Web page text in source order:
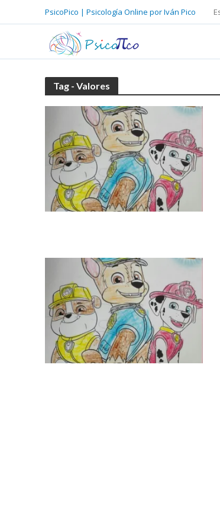
PsicoPico | Psicología Online por Iván Pico
Tag - Valores